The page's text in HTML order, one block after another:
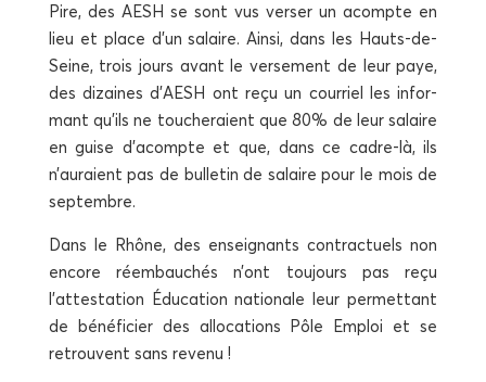
Pire, des AESH se sont vus ver­ser un acompte en
lieu et place d’un salaire. Ain­si, dans les Hauts-de-
Seine, trois jours avant le ver­se­ment de leur paye,
des dizaines d’AESH ont reçu un cour­riel les infor­
mant qu’ils ne tou­che­raient que 80% de leur salaire
en guise d’acompte et que, dans ce cadre-là, ils
n’auraient pas de bul­le­tin de salaire pour le mois de
septembre.
Dans le Rhône, des ensei­gnants contrac­tuels non
encore réem­bau­chés n’ont tou­jours pas reçu
l’attestation Édu­ca­tion natio­nale leur per­met­tant
de béné­fi­cier des allo­ca­tions Pôle Emploi et se
retrouvent sans revenu !